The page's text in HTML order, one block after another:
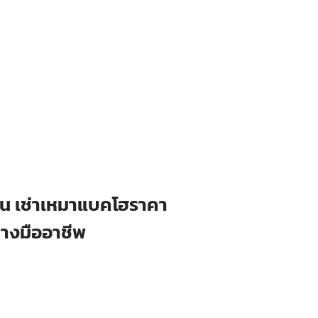
เช่าเหมาแบคโฮราคา
งมืออาชีพ